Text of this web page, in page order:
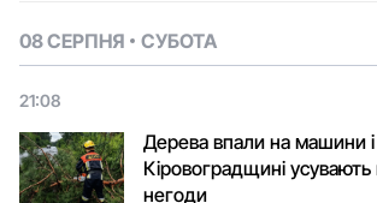
08 СЕРПНЯ СУБОТА
21:08
Дерева впали на машини
Кіровоградщині усувають
негоди